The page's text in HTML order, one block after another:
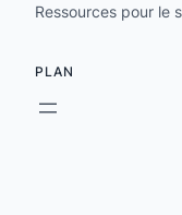
Ressources pour le
PLAN